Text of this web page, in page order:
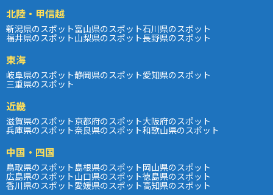
北陸・甲信越
新潟県のスポット富山県のスポット石川県のスポット
福井県のスポット山梨県のスポット長野県のスポット
東海
岐阜県のスポット静岡県のスポット愛知県のスポット
三重県のスポット
近畿
滋賀県のスポット京都府のスポット大阪府のスポット
兵庫県のスポット奈良県のスポット和歌山県のスポット
中国・四国
鳥取県のスポット島根県のスポット岡山県のスポット
広島県のスポット山口県のスポット徳島県のスポット
香川県のスポット愛媛県のスポット高知県のスポット